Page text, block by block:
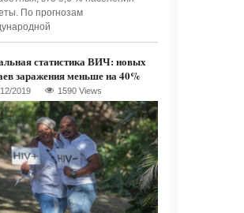
По прогнозам
статистика ВИЧ: новых
заражения меньше на 40%
1590 Views